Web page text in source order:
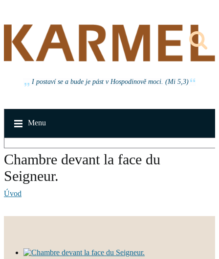
I postaví se a bude je pást v Hospodinově moci. (Mi 5,3)
Menu
Chambre devant la face du
Seigneur.
Úvod